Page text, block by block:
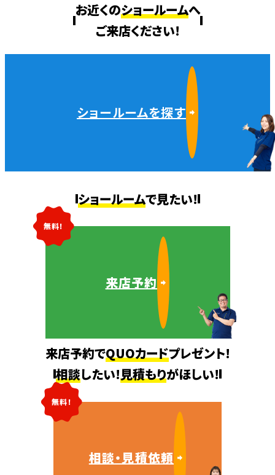
お近くのショールームへ
ご来店ください!
ショールームを探す
ショールームで見たい!
無料!
来店予約
来店予約でQUOカードプレゼント!
相談したい!見積もりがほしい!
無料!
相談・見積依頼